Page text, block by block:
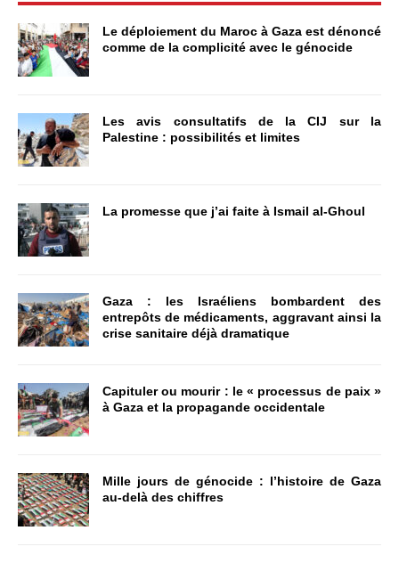
Le déploiement du Maroc à Gaza est dénoncé
comme de la complicité avec le génocide
Les avis consultatifs de la CIJ sur la
Palestine : possibilités et limites
La promesse que j’ai faite à Ismail al-Ghoul
Gaza : les Israéliens bombardent des
entrepôts de médicaments, aggravant ainsi la
crise sanitaire déjà dramatique
Capituler ou mourir : le « processus de paix »
à Gaza et la propagande occidentale
Mille jours de génocide : l’histoire de Gaza
au-delà des chiffres